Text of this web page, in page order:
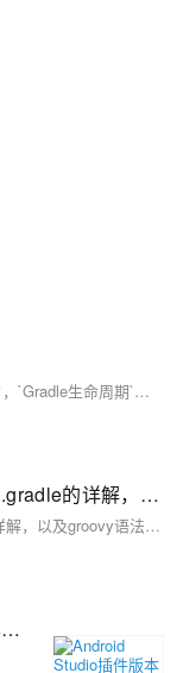
前面几篇文章我们讲解了关于关于`Gradle的基础`，`Gradle生命周期`，`Gradle相关Api`的讲解，以及`Gradle自定义插件`,`Gradle Maven仓库管理`.今天这篇文章我们来讲解下`Android Gradle Plugin`相关知识。
Android 根目录下和应用目录下的build.gradle的详解，以及groovy语法的讲解
Android 根目录下和应用目录下的build.gradle的详解，以及groovy语法的讲解
Android Studio插件版本与Gradle 版本对应关系